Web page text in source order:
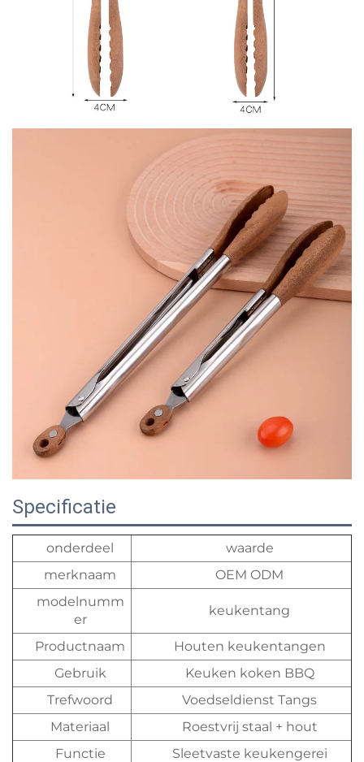
Specificatie
onderdeel
waarde
merknaam
OEM ODM
modelnumm
er
keukentang
Productnaam
Houten keukentangen
Gebruik
Keuken koken BBQ
Trefwoord
Voedseldienst Tangs
Materiaal
Roestvrij staal + hout
Functie
Sleetvaste keukengerei